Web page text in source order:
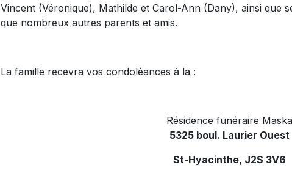
Vincent (Véronique), Mathilde et Carol-Ann (Dany), ainsi que
que nombreux autres parents et amis.
La famille recevra vos condoléances à la :
Résidence funéraire Maska
5325 boul. Laurier Ouest
St-Hyacinthe, J2S 3V6